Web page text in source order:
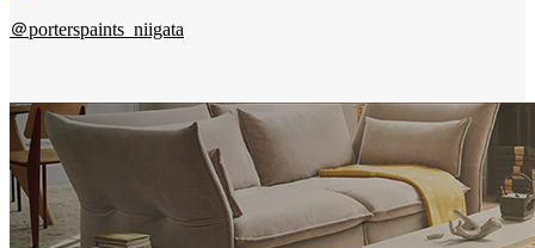
＠porterspaints_niigata